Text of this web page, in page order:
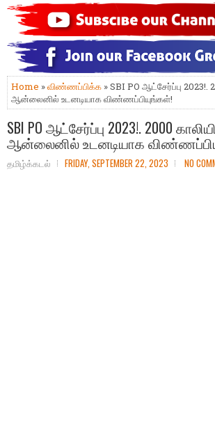
Home »விண்ணப்பிக்க » SBI PO ஆட்சேர்ப்பு 2023!.
ஆன்லைனில் உடனடியாக விண்ணப்பியுங்கள்!
SBI PO ஆட்சேர்ப்பு 2023!. 2000
ஆன்லைனில் உடனடியாக
தமிழ்க்கடல் FRIDAY, SEPTEMBER 22, 2023 NO